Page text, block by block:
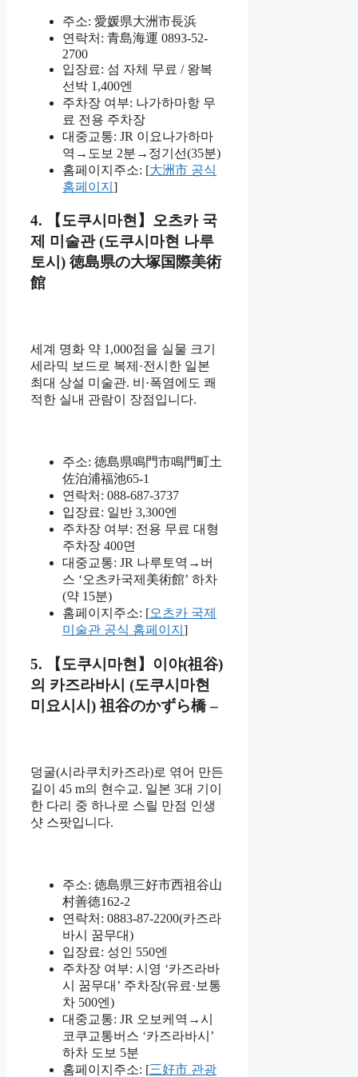
주소: 愛媛県大洲市長浜
연락처: 青島海運 0893-52-
2700
입장료: 섬 자체 무료 / 왕복
선박 1,400엔
주차장 여부: 나가하마항 무
료 전용 주차장
대중교통: JR 이요나가하마
역→도보 2분→정기선(35분)
홈페이지주소: [大洲市 공식
홈페이지 ]
4. 【도쿠시마현】오츠카 국
제 미술관 (도쿠시마현 나루
토시) 徳島県の大塚国際美術
館
세계 명화 약 1,000점을 실물 크기
세라믹 보드로 복제·전시한 일본
최대 상설 미술관. 비·폭염에도 쾌
적한 실내 관람이 장점입니다.
주소: 徳島県鳴門市鳴門町土
佐泊浦福池65-1
연락처: 088-687-3737
입장료: 일반 3,300엔
주차장 여부: 전용 무료 대형
주차장 400면
대중교통: JR 나루토역→버
스 ‘오츠카국제美術館’ 하차
(약 15분)
홈페이지주소: [오츠카 국제
미술관 공식 홈페이지 ]
5. 【도쿠시마현】이야(祖谷)
의 카즈라바시 (도쿠시마현
미요시시) 祖谷のかずら橋 –
덩굴(시라쿠치카즈라)로 엮어 만든
길이 45 m의 현수교. 일본 3대 기이
한 다리 중 하나로 스릴 만점 인생
샷 스팟입니다.
주소: 徳島県三好市西祖谷山
村善徳162-2
연락처: 0883-87-2200(카즈라
바시 꿈무대)
입장료: 성인 550엔
주차장 여부: 시영 ‘카즈라바
시 꿈무대’ 주차장(유료·보통
차 500엔)
대중교통: JR 오보케역→시
코쿠교통버스 ‘카즈라바시’
하차 도보 5분
홈페이지주소: [三好市 관광